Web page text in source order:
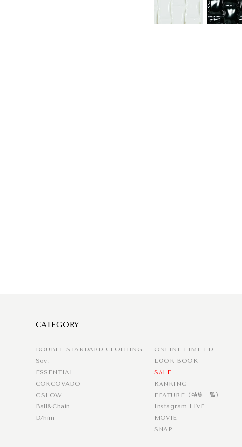
CATEGORY
DOUBLE STANDARD CLOTHING
Sov.
ESSENTIAL
CORCOVADO
OSLOW
Ball&Chain
D/him
ONLINE LIMITED
LOOK BOOK
SALE
RANKING
FEATURE（特集一覧）
Instagram LIVE
MOVIE
SNAP